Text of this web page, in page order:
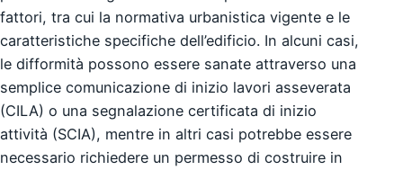
fattori, tra cui la normativa urbanistica vigente e le
caratteristiche specifiche dell’edificio. In alcuni casi,
le difformità possono essere sanate attraverso una
semplice comunicazione di inizio lavori asseverata
(CILA) o una segnalazione certificata di inizio
attività (SCIA), mentre in altri casi potrebbe essere
necessario richiedere un permesso di costruire in